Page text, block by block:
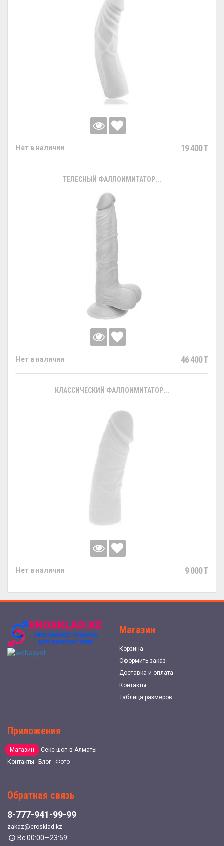
Нет в наличии 19 400 T
ТЕЛЕСНЫЙ ФАЛЛОИМИТАТОР...
Нет в наличии 46 400 T
КЛАССИЧЕСКИЙ ФАЛЛОИМИТАТОР...
Нет в наличии 9 000 T
Магазин
Корзина
Оформить заказ
Доставка и оплата
Контакты
Таблица размеров
Приложения
Магазин
Секс-шоп в Алматы
Контакты
Блог Фото
Обратная связь
8-777-941-99-99
zakaz@erosklad.kz
Вс 00:00—23:59